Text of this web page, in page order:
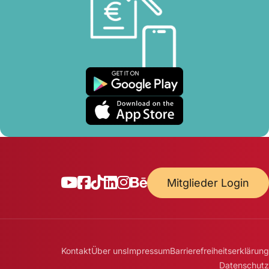
Mitglieder Login
KontaktÜber unsImpressumBarrierefreiheitserklärung
Datenschutz